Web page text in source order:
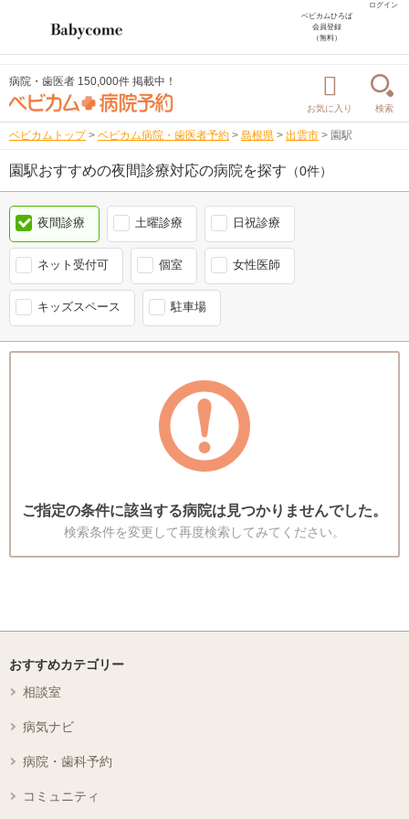
ログイン
ベビカムひろば
会員登録
（無料）
病院・歯医者 150,000件 掲載中！
お気に入り 検索
ベビカムトップ > ベビカム病院・歯医者予約 > 島根県 > 出雲市 > 園駅
園駅おすすめの夜間診療対応の病院を探す （0件）
夜間診療 土曜診療 日祝診療
ネット受付可 個室 女性医師
キッズスペース 駐車場
ご指定の条件に該当する病院は見つかりませんでした。
検索条件を変更して再度検索してみてください。
おすすめカテゴリー
相談室
病気ナビ
病院・歯科予約
コミュニティ